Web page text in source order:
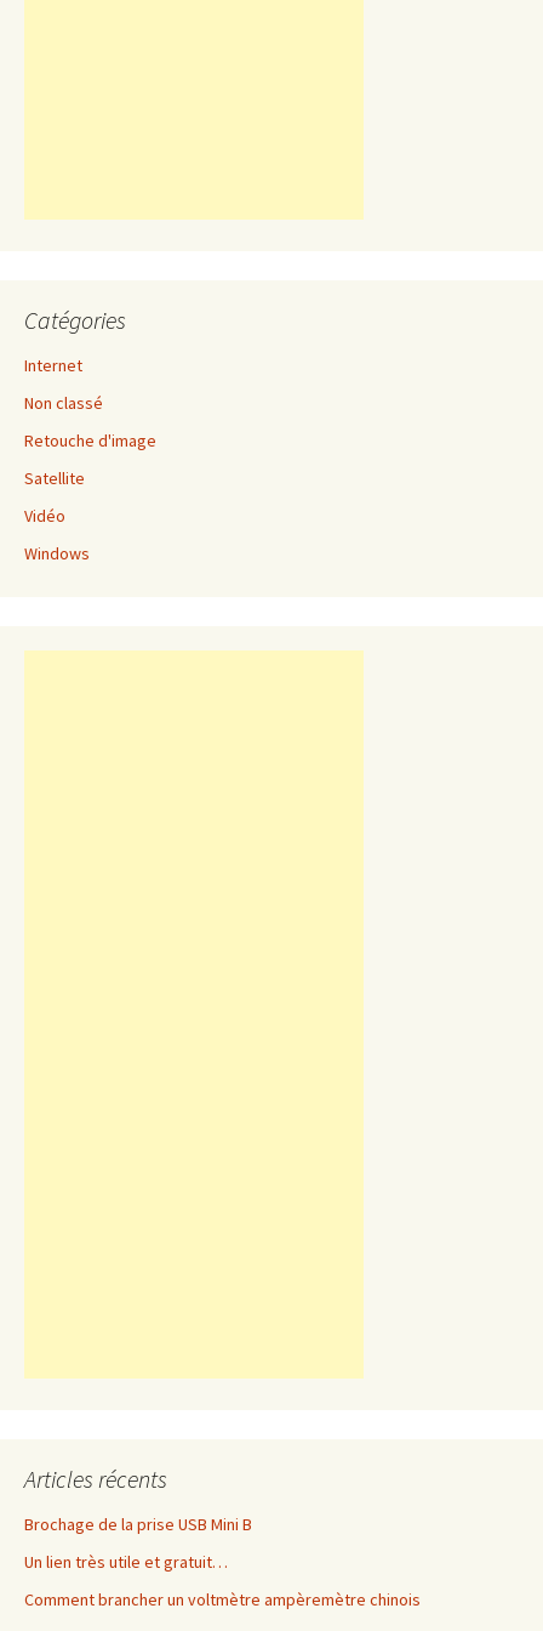
Catégories
Internet
Non classé
Retouche d'image
Satellite
Vidéo
Windows
Articles récents
Brochage de la prise USB Mini B
Un lien très utile et gratuit…
Comment brancher un voltmètre ampèremètre chinois